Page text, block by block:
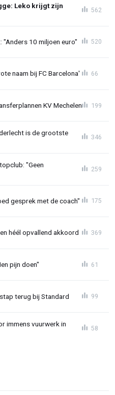
Leko krijgt zijn
562
10 miljoen euro" 520
naam bij FC Barcelona' 66
KV Mechelen 199
is de grootste
346
"Geen
259
gesprek met de coach" 175
héél opvallend akkoord 369
pijn doen" 61
terug bij Standard 99
immens vuurwerk in
58